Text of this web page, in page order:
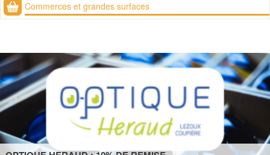
Commerces et grandes surfaces